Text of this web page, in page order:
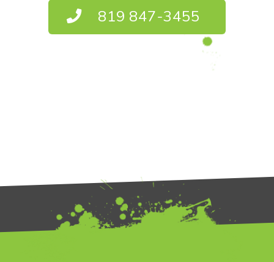
819 847-3455